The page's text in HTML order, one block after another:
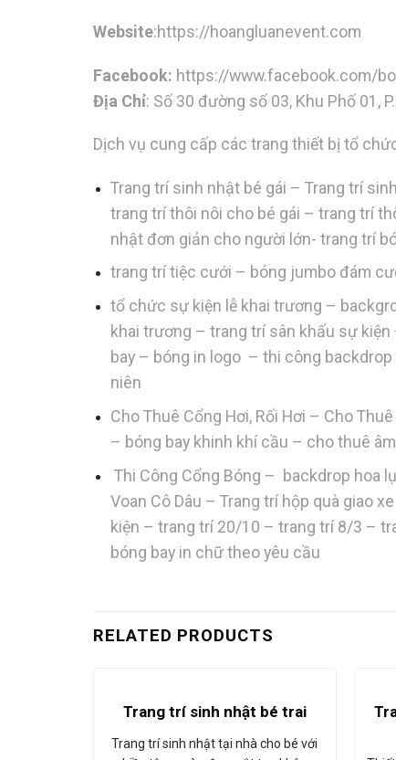
Website:https://hoangluanevent.com
Facebook: https://www.facebook.com/
Địa Chỉ: Số 30 đường số 03, Khu Phố 01,
Dịch vụ cung cấp các trang thiết bị tổ
Trang trí sinh nhật bé gái – Trang trí
trang trí thôi nôi cho bé gái – trang trí
nhật đơn giản cho người lớn- trang trí
trang trí tiệc cưới – bóng jumbo đám
tổ chức sự kiện lễ khai trương –
khai trương – trang trí sân khấu sự
bay – bóng in logo – thi công
niên
Cho Thuê Cổng Hơi, Rối Hơi – Cho
– bóng bay khinh khí cầu – cho thuê
Thi Công Cổng Bóng – backdrop hoa
Voan Cô Dâu – Trang trí hộp quà giao
kiện – trang trí 20/10 – trang trí 8/3 –
bóng bay in chữ theo yêu cầu
RELATED PRODUCTS
Trang trí sinh nhật bé trai
Trang trí sinh nhật tại nhà cho bé với